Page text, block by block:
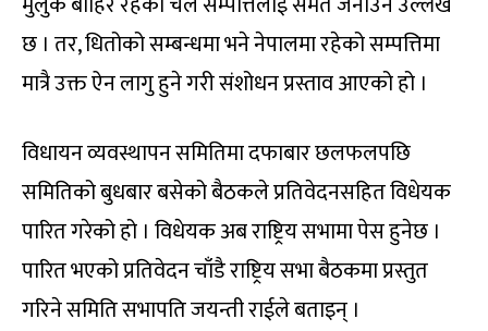
छ । तर, धितोको सम्बन्धमा भने नेपालमा रहेको सम्पत्तिमा
मात्रै उक्त ऐन लागु हुने गरी संशोधन प्रस्ताव आएको हो ।
विधायन व्यवस्थापन समितिमा दफाबार छलफलपछि
समितिको बुधबार बसेको बैठकले प्रतिवेदनसहित विधेयक
पारित गरेको हो । विधेयक अब राष्ट्रिय सभामा पेस हुनेछ ।
पारित भएको प्रतिवेदन चाँडै राष्ट्रिय सभा बैठकमा प्रस्तुत
गरिने समिति सभापति जयन्ती राईले बताइन् ।